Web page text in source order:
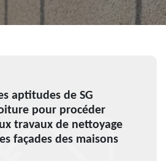
aptitudes de SG
pour procéder
travaux de nettoyage
façades des maisons